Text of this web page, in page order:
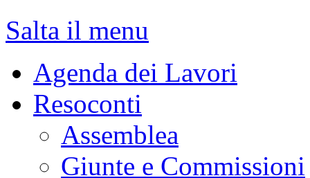
Salta il menu
Agenda dei Lavori
Resoconti
Assemblea
Giunte e Commissioni